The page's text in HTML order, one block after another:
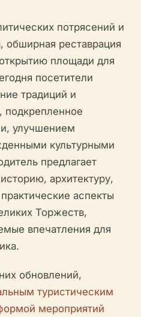
потрясений и
обширная реставрация
площади для
посетители
традиций и
подкрепленное
улучшением
культурными
предлагает
архитектуру,
аспекты
Торжеств,
впечатления для
обновлений,
туристическим
мероприятий